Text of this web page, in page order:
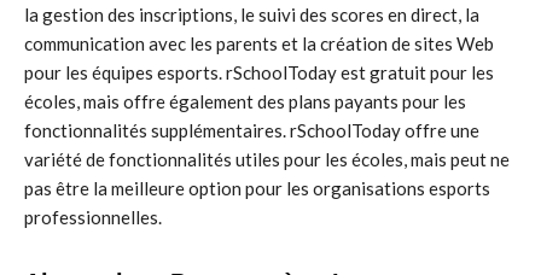
la gestion des inscriptions, le suivi des scores en direct, la
communication avec les parents et la création de sites Web
pour les équipes esports. rSchoolToday est gratuit pour les
écoles, mais offre également des plans payants pour les
fonctionnalités supplémentaires. rSchoolToday offre une
variété de fonctionnalités utiles pour les écoles, mais peut ne
pas être la meilleure option pour les organisations esports
professionnelles.